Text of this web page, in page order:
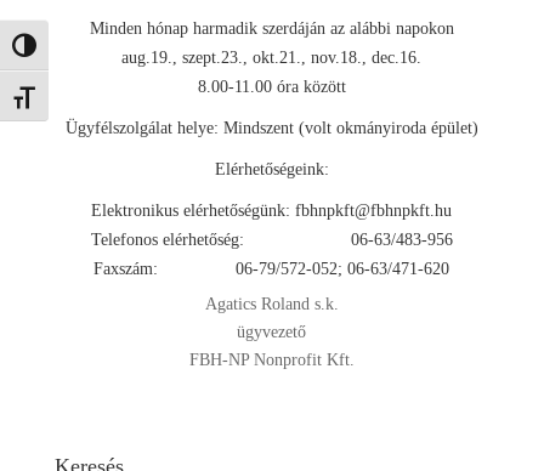
Nagy kontraszt váltása
Betűméret váltása
Minden hónap harmadik szerdáján az alábbi napokon
aug.19., szept.23., okt.21., nov.18., dec.16.
8.00-11.00 óra között
Ügyfélszolgálat helye: Mindszent (volt okmányiroda épület)
Elérhetőségeink:
Elektronikus elérhetőségünk:fbhnpkft@fbhnpkft.hu
Telefonos elérhetőség: 06-63/483-956
Faxszám: 06-79/572-052; 06-63/471-620
Agatics Roland s.k.
ügyvezető
FBH-NP Nonprofit Kft.
Keresés